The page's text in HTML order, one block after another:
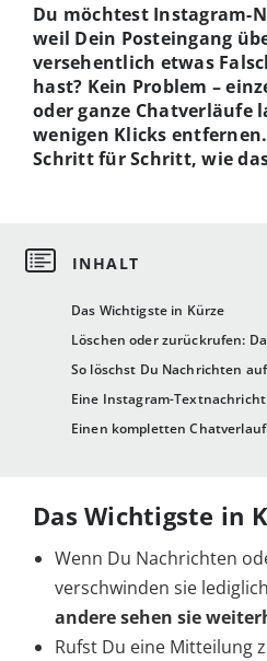
Das Wichtigste in Kürze
Löschen oder zurückrufen:
So löschst Du Nachrichten
Eine Instagram-
Einen kompletten
Du möchtest Instagram-
weil Dein Posteingang
versehentlich etwas
hast? Kein Problem –
oder ganze Chatverläufe
wenigen Klicks
Schritt für Schritt, wie
Das Wichtigste in
Wenn Du Nachrichten
verschwinden sie
andere sehen sie
Rufst Du eine Mitteilung